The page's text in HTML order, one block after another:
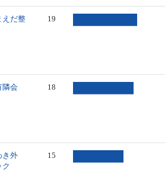
だ整
19
隣会
18
外
15